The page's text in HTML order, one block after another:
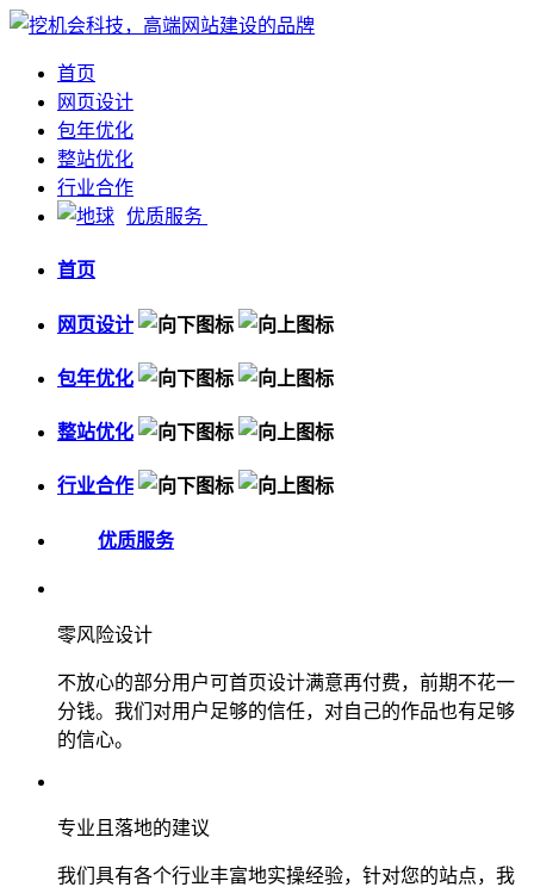
首页
网页设计
包年优化
整站优化
行业合作
优质服务
首页
网页设计
包年优化
整站优化
行业合作
优质服务
零风险设计
不放心的部分用户可首页设计满意再付费，前期不花一
分钱。我们对用户足够的信任，对自己的作品也有足够
的信心。
专业且落地的建议
我们具有各个行业丰富地实操经验，针对您的站点，我